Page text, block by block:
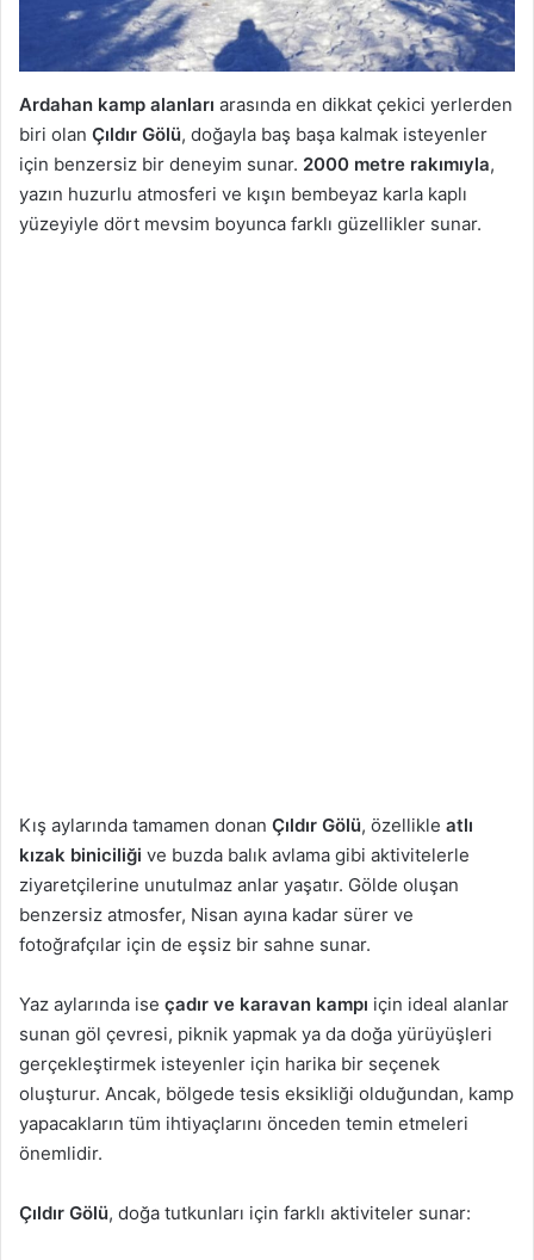
Ardahan kamp alanları arasında en dikkat çekici yerlerden
biri olan Çıldır Gölü, doğayla baş başa kalmak isteyenler
için benzersiz bir deneyim sunar. 2000 metre rakımıyla,
yazın huzurlu atmosferi ve kışın bembeyaz karla kaplı
yüzeyiyle dört mevsim boyunca farklı güzellikler sunar.
Kış aylarında tamamen donan Çıldır Gölü, özellikle atlı
kızak biniciliği ve buzda balık avlama gibi aktivitelerle
ziyaretçilerine unutulmaz anlar yaşatır. Gölde oluşan
benzersiz atmosfer, Nisan ayına kadar sürer ve
fotoğrafçılar için de eşsiz bir sahne sunar.
Yaz aylarında ise çadır ve karavan kampı için ideal alanlar
sunan göl çevresi, piknik yapmak ya da doğa yürüyüşleri
gerçekleştirmek isteyenler için harika bir seçenek
oluşturur. Ancak, bölgede tesis eksikliği olduğundan, kamp
yapacakların tüm ihtiyaçlarını önceden temin etmeleri
önemlidir.
Çıldır Gölü, doğa tutkunları için farklı aktiviteler sunar: